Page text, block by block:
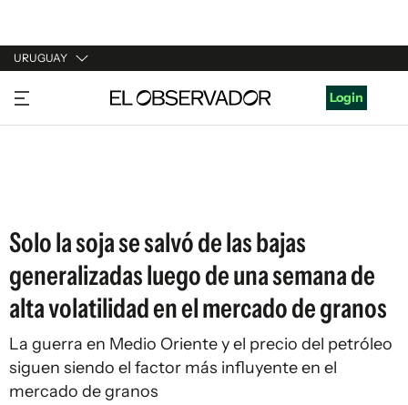
URUGUAY
URUGUAY
ARGENTINA
Login
Solo la soja se salvó de las bajas
generalizadas luego de una semana de
alta volatilidad en el mercado de granos
La guerra en Medio Oriente y el precio del petróleo
siguen siendo el factor más influyente en el
mercado de granos